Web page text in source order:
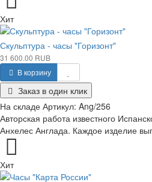
Хит
Скульптура - часы "Горизонт"
31 600.00 RUB
В корзину
Заказ в один клик
На складе Артикул: Ang/256
Авторская работа известного
Анхелес Англада. Каждое изделие
Хит